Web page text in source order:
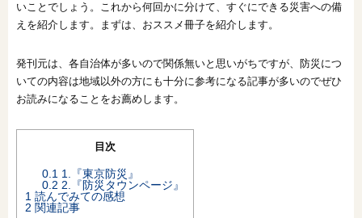
建築実例
販売中の物件
オンライン相談会
いことでしょう。これから何回かに分けて、すぐにできる災害への備
えを紹介します。まずは、おススメ冊子を紹介します。
発刊元は、各自治体が多いので関係無いと思いがちですが、防災につ
いての内容は地域以外の方にも十分に参考になる記事が多いのでぜひ
お読みになることをお薦めします。
目次
0.1 1.『東京防災』
0.2 2.『防災タウンページ』
1 読んでみての感想
2 関連記事